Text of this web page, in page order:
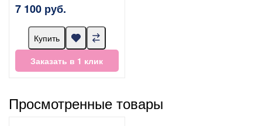
7 100 руб.
Купить
Заказать в 1 клик
Просмотренные товары